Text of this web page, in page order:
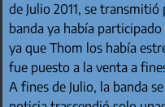
de Julio 2011, se
banda ya había
ya que Thom los había
fue puesto a la venta a
A fines de Julio, la banda